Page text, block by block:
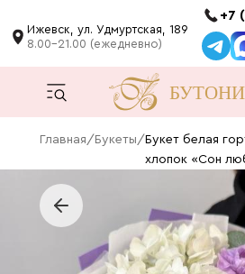
Ижевск, ул. Удмуртская, 189
8.00-21.00 (ежедневно)
+7
Главная/ Букеты/ Букет белая
хлопок «Сон